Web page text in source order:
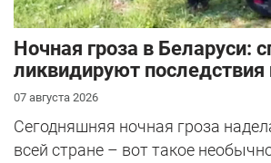
Ночная гроза в Беларуси:
ликвидируют последствия
07 августа 2026
Сегодняшняя ночная гроза
всей стране – вот такое